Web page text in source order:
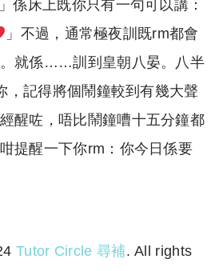
係床上既你只有一句可以講：
」不過，通常極夜訓既rm都會
就係……訓到皇朝八晏。八半
，記得將個鬧鐘較到有幾大聲
醒咗，唔比鬧鐘嘈十五分鐘都
提醒一下你rm：你今日係要
Tutor Circle 尋補. All rights